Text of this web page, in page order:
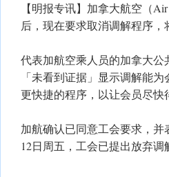
【明报专讯】加拿大航空（
后，现在要求取消调解程序
代表加航空乘人员的加拿大
「未看到证据」显示调解能
更快捷的程序，以让会员尽
加航确认已同意工会要求，
12日周五，工会已提出放弃